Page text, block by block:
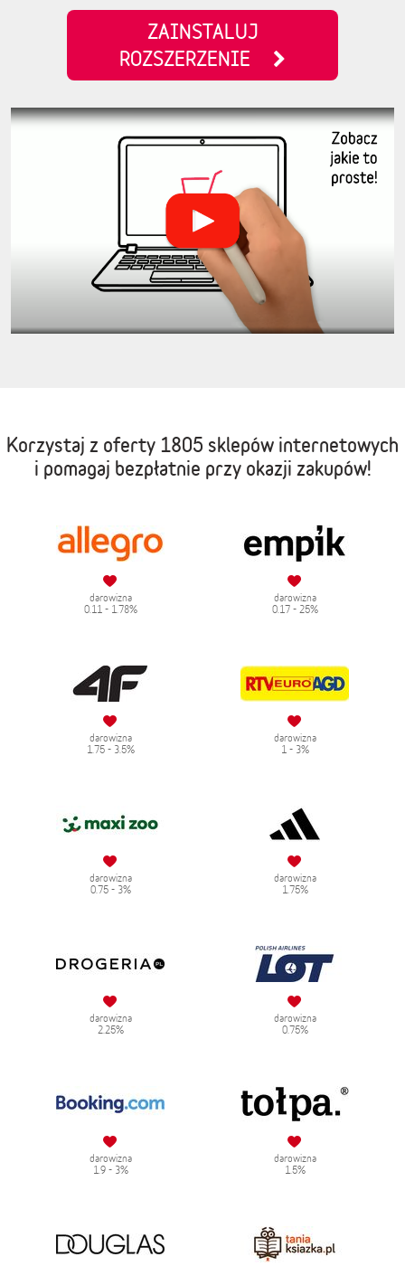
ZAINSTALUJ
ROZSZERZENIE
Korzystaj z oferty 1805 sklepów internetowych
i pomagaj bezpłatnie przy okazji zakupów!
darowizna
0.11 - 1.78%
darowizna
0.17 - 25%
darowizna
1.75 - 3.5%
darowizna
1 - 3%
darowizna
0.75 - 3%
darowizna
1.75%
darowizna
2.25%
darowizna
0.75%
darowizna
1.9 - 3%
darowizna
1.5%